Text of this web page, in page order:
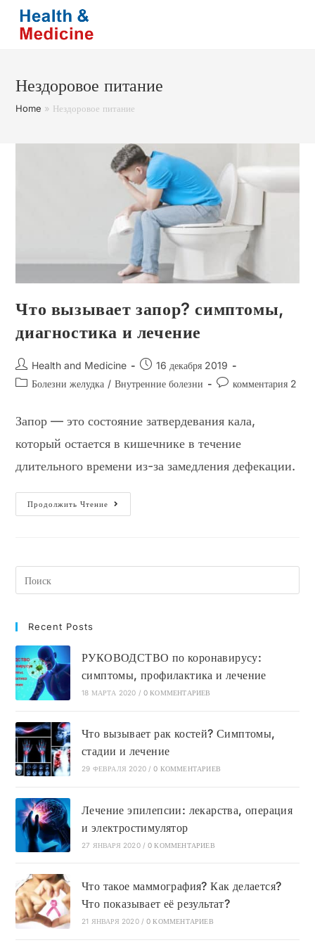
Перейти
содержимому
Нездоровое питание
Home » Нездоровое питание
Что вызывает запор? симптомы,
диагностика и лечение
Автор
записи:
Health and Medicine
Запись
опубликована:
16 декабря 2019
РубрикаБолезни желудка / Внутренние болезни
Комментарии
комментария 2
Запор — это состояние затвердевания кала,
который остается в кишечнике в течение
длительного времени из-за замедления дефекации.
Продолжить Чтение
Что
Вызывает
Recent Posts
РУКОВОДСТВО по коронавирусу:
симптомы, профилактика и лечение
18 МАРТА 2020 / 0 КОММЕНТАРИЕВ
Что вызывает рак костей? Симптомы,
стадии и лечение
29 ФЕВРАЛЯ 2020 / 0 КОММЕНТАРИЕВ
Лечение эпилепсии: лекарства, операция
и электростимулятор
27 ЯНВАРЯ 2020 / 0 КОММЕНТАРИЕВ
Что такое маммография? Как делается?
Что показывает её результат?
21 ЯНВАРЯ 2020 / 0 КОММЕНТАРИЕВ